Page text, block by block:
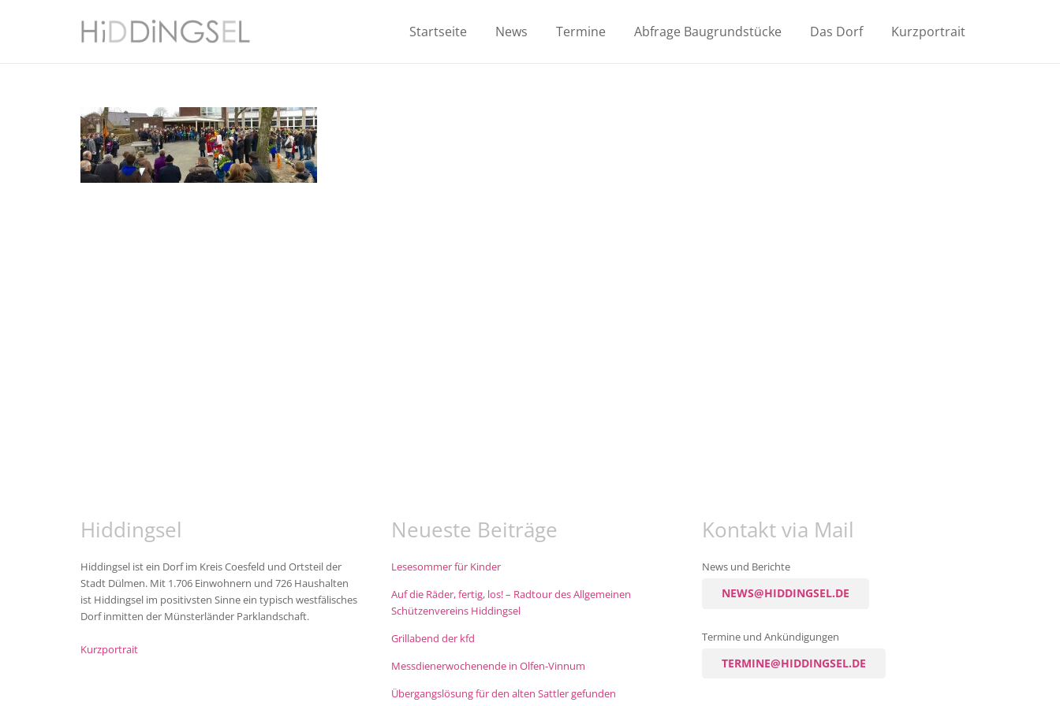
Startseite News Termine Abfrage Baugrundstücke Das Dorf Kurzportrait
Hiddingsel
Hiddingsel ist ein Dorf im Kreis Coesfeld und Ortsteil der
Stadt Dülmen. Mit 1.706 Einwohnern und 726 Haushalten
ist Hiddingsel im positivsten Sinne ein typisch westfälisches
Dorf inmitten der Münsterländer Parklandschaft.
Kurzportrait
Neueste Beiträge
Lesesommer für Kinder
Auf die Räder, fertig, los! – Radtour des Allgemeinen
Schützenvereins Hiddingsel
Grillabend der kfd
Messdienerwochenende in Olfen-Vinnum
Übergangslösung für den alten Sattler gefunden
Kontakt via Mail
News und Berichte
NEWS@HIDDINGSEL.DE
Termine und Ankündigungen
TERMINE@HIDDINGSEL.DE